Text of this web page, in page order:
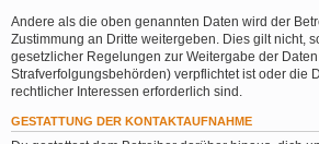
Andere als die oben genannten Daten wird der
Zustimmung an Dritte weitergeben. Dies gilt nicht,
gesetzlicher Regelungen zur Weitergabe der Daten
Strafverfolgungsbehörden) verpflichtet ist oder die
rechtlicher Interessen erforderlich sind.
GESTATTUNG DER KONTAKTAUFNAHME